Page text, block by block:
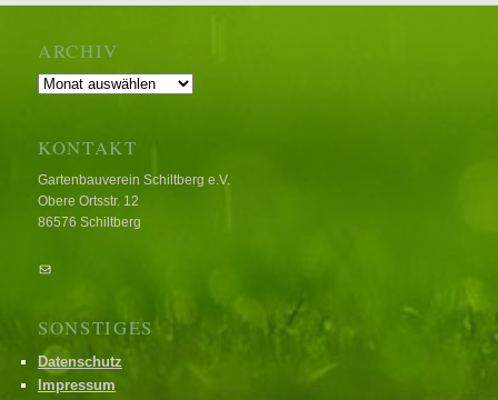
ARCHIV
Archiv
KONTAKT
Gartenbauverein Schiltberg e.V.
Obere Ortsstr. 12
86576 Schiltberg
E-Mail
SONSTIGES
Datenschutz
Impressum